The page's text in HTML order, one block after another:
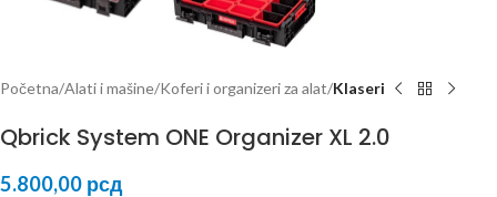
Početna Alati i mašine Koferi i organizeri za alat Klaseri
Qbrick System ONE Organizer XL 2.0
5.800,00 рсд